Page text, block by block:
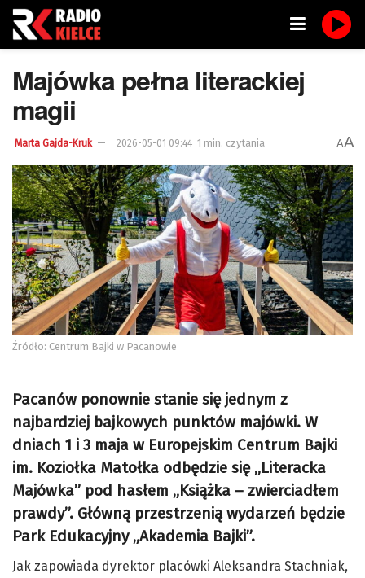
Majówka pełna literackiej
magii
Marta Gajda-Kruk 2026-05-01 09:44 1 min. czytania AA
Źródło: Centrum Bajki w Pacanowie
Pacanów ponownie stanie się jednym z
najbardziej bajkowych punktów majówki. W
dniach 1 i 3 maja w Europejskim Centrum Bajki
im. Koziołka Matołka odbędzie się „Literacka
Majówka” pod hasłem „Książka – zwierciadłem
prawdy”. Główną przestrzenią wydarzeń będzie
Park Edukacyjny „Akademia Bajki”.
Jak zapowiada dyrektor placówki Aleksandra Stachniak,